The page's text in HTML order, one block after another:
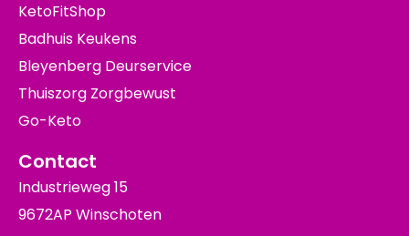
KetoFitShop
Badhuis Keukens
Bleyenberg Deurservice
Thuiszorg Zorgbewust
Go-Keto
Contact
Industrieweg 15
9672AP Winschoten